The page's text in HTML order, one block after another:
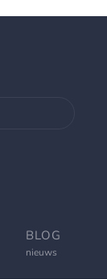
BLOG
nieuws